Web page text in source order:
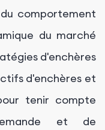
comportement
du marché
d'enchères
d'enchères et
tenir compte
et de